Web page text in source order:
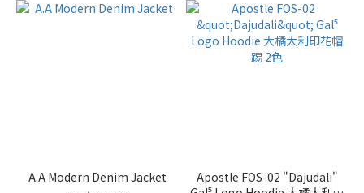
A.A Modern Denim Jacket
Apostle FOS-02 "Dajudali"